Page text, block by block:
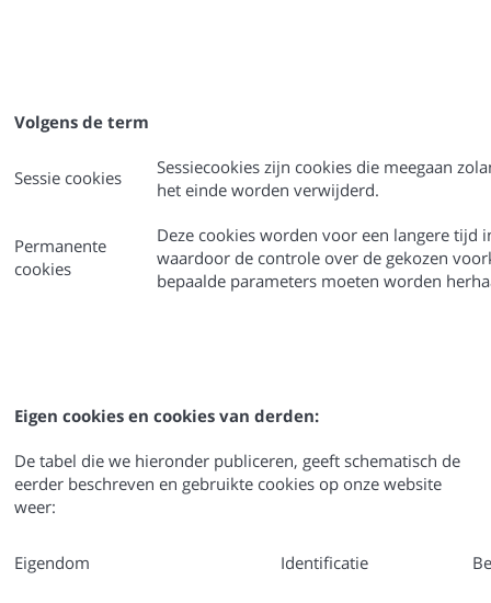
Volgens de term
Sessie cookies
Sessiecookies zijn cookies die meegaan
het einde worden verwijderd.
Permanente
cookies
Deze cookies worden voor een langere tijd
waardoor de controle over de gekozen
bepaalde parameters moeten worden
Eigen cookies en cookies van derden:
De tabel die we hieronder publiceren, geeft schematisch de
eerder beschreven en gebruikte cookies op onze website
weer:
Eigendom Identificatie